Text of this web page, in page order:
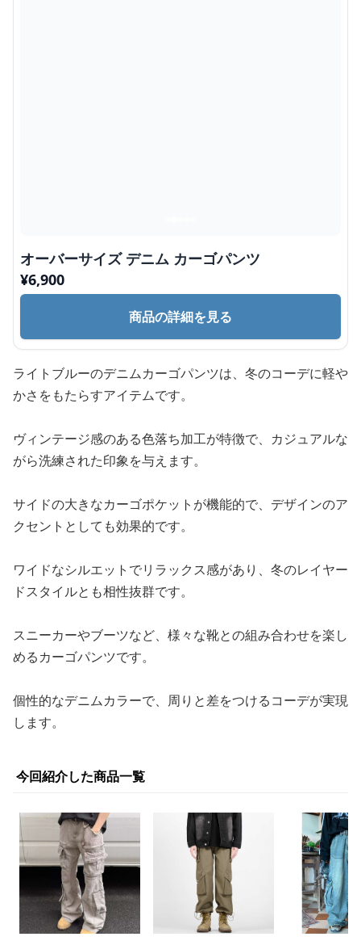
オーバーサイズ デニム カーゴパンツ
¥6,900
商品の詳細を見る
ライトブルーのデニムカーゴパンツは、冬のコーデに軽や
かさをもたらすアイテムです。
ヴィンテージ感のある色落ち加工が特徴で、カジュアルな
がら洗練された印象を与えます。
サイドの大きなカーゴポケットが機能的で、デザインのア
クセントとしても効果的です。
ワイドなシルエットでリラックス感があり、冬のレイヤー
ドスタイルとも相性抜群です。
スニーカーやブーツなど、様々な靴との組み合わせを楽し
めるカーゴパンツです。
個性的なデニムカラーで、周りと差をつけるコーデが実現
します。
今回紹介した商品一覧